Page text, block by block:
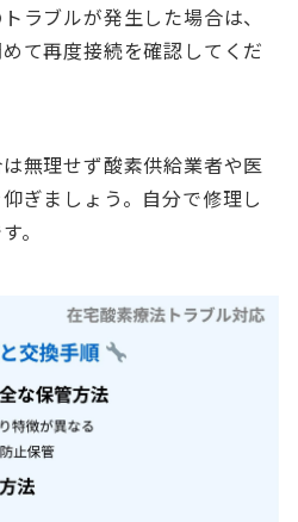
ラブルが発生した場合は、
て再度接続を確認してくだ
無理せず酸素供給業者や医
ぎましょう。自分で修理し
。